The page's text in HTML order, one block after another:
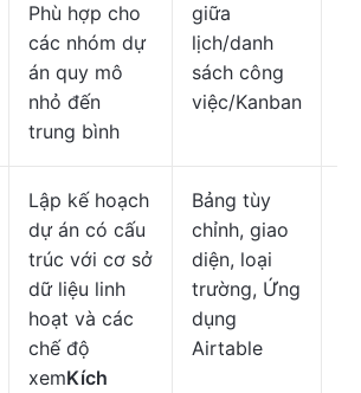
Phù hợp cho
các nhóm dự
án quy mô
nhỏ đến
trung bình
giữa
lịch/danh
sách công
việc/Kanban
Lập kế hoạch
dự án có cấu
trúc với cơ sở
dữ liệu linh
hoạt và các
chế độ
xemKích
Bảng tùy
chỉnh, giao
diện, loại
trường, Ứng
dụng
Airtable